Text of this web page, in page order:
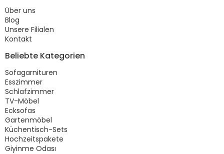
Über uns
Blog
Unsere Filialen
Kontakt
Beliebte Kategorien
Sofagarnituren
Esszimmer
Schlafzimmer
TV-Möbel
Ecksofas
Gartenmöbel
Küchentisch-Sets
Hochzeitspakete
Giyinme Odası